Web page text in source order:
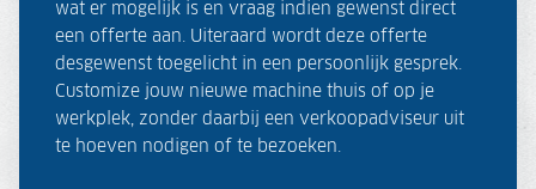
wat er mogelijk is en vraag indien gewenst direct
een offerte aan. Uiteraard wordt deze offerte
desgewenst toegelicht in een persoonlijk gesprek.
Customize jouw nieuwe machine thuis of op je
werkplek, zonder daarbij een verkoopadviseur uit
te hoeven nodigen of te bezoeken.